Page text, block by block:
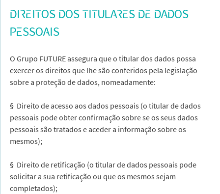
DIREITOS DOS TITULARES DE DADOS
PESSOAIS
O Grupo FUTURE assegura que o titular dos dados possa
exercer os direitos que lhe são conferidos pela legislação
sobre a proteção de dados, nomeadamente:
§ Direito de acesso aos dados pessoais (o titular de dados
pessoais pode obter confirmação sobre se os seus dados
pessoais são tratados e aceder a informação sobre os
mesmos);
§ Direito de retificação (o titular de dados pessoais pode
solicitar a sua retificação ou que os mesmos sejam
completados);